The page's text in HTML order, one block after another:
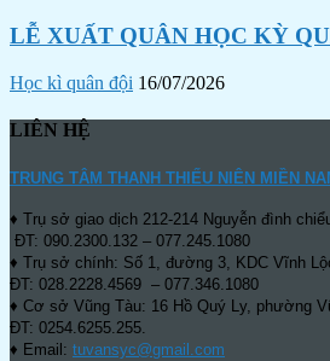
LỄ XUẤT QUÂN HỌC KỲ
Học kì quân đội 16/07/2026
LIÊN HỆ
TRUNG TÂM THANH THIẾU NIÊN MIỀN
♦ Trụ sở giao dịch 212-214 Nguyễn đình
ĐT: 090.2300.132 – 077.245.1080
♦ Trụ sở chính: Số 1, đường 3, KDC Vĩnh
ĐT: 028.2228.4569 – 077.346.1080
♦ Cơ sở Vũng Tàu: 16 Hồ Quý Ly, phường
ĐT: 0254.6255.255.
♦ Email: tuvansyc@gmail.com